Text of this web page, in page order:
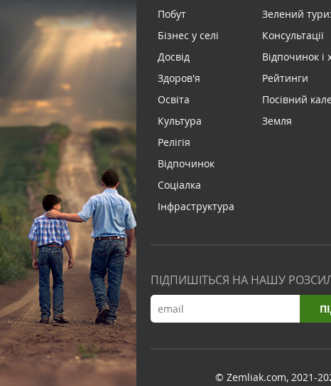
Побут
Бізнес у селі
Досвід
Здоров'я
Освіта
Культура
Релігія
Відпочинок
Соціалка
Інфраструктура
Зелений
Консультації
Відпочинок і
Рейтинги
Посівний
Земля
ПІДПИШІТЬСЯ НА НАШУ
© Zemliak.com, 2021-